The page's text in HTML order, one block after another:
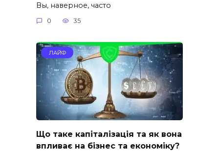
Вы, наверное, часто
0 35
ЛАЙФ
Що таке капіталізація та як вона
впливає на бізнес та економіку?